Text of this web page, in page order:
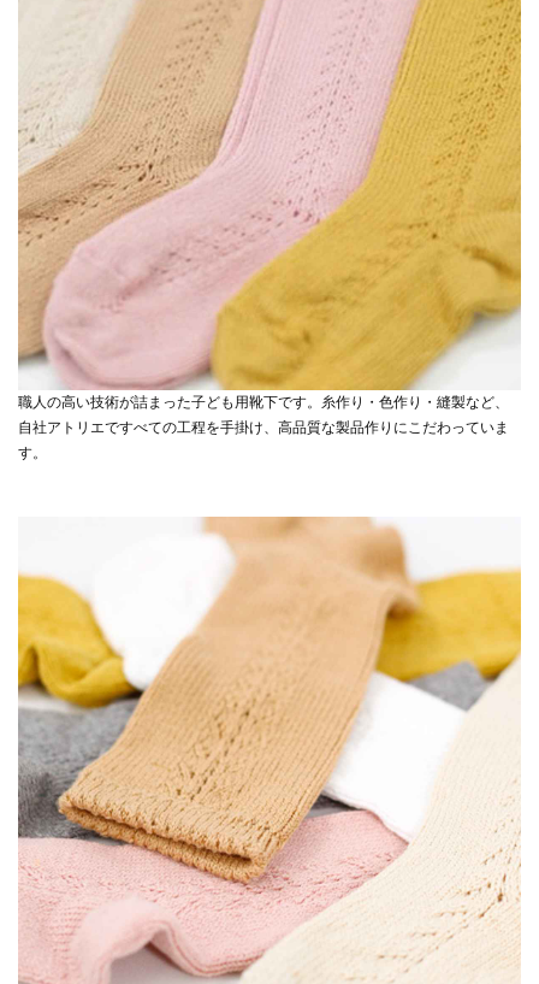
職人の高い技術が詰まった子ども用靴下です。糸作り・色作り・縫製など、
自社アトリエですべての工程を手掛け、高品質な製品作りにこだわっていま
す。